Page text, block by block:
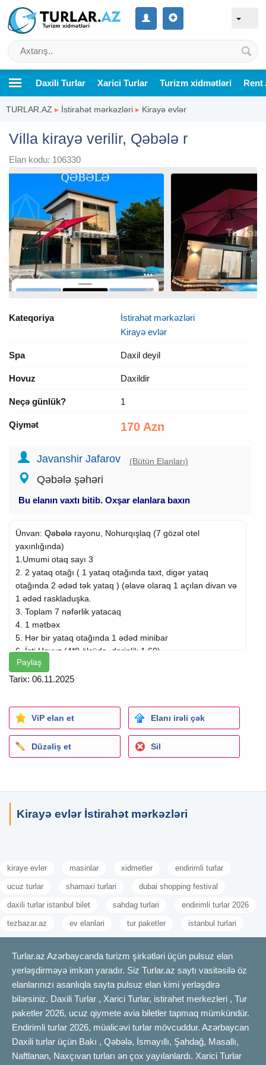
Daxili Turlar Xarici Turlar Turizm xidmətləri Rent
TURLAR.AZ ▸ İstirahət mərkəzləri ▸ Kirayə evlər
Villa kirayə verilir, Qəbələ r
Elan kodu: 106330
Kateqoriya
İstirahət mərkəzləri
Kirayə evlər
Spa Daxil deyil
Hovuz Daxildir
Neçə günlük? 1
Qiymət 170 Azn
Javanshir Jafarov (Bütün Elanları)
Qəbələ şəhəri
Bu elanın vaxtı bitib. Oxşar elanlara baxın
Ünvan: Qəbələ rayonu, Nohurqışlaq (7 gözəl otel
yaxınlığında)
1.Umumi otaq sayı 3
2. 2 yataq otağı ( 1 yataq otağında taxt, digər yataq
otağında 2 ədəd tək yataq ) (əlavə olaraq 1 açılan divan və
1 ədəd raskladuşka.
3. Toplam 7 nəfərlik yatacaq
4. 1 mətbəx
5. Hər bir yataq otağında 1 ədəd minibar
6. İsti Hovuz (4*8 ölçüdə, dərinlik 1.60)
7. 2 Sanuzel ( Hər bir yataq otağında mövcuddur)
8. Dağ mənzərəli Terras
11. Kino proyektor (Terrasda)
12. Manqal, Samovar, Sac
Paylaş
Tarix: 06.11.2025
ViP elan et Elanı irəli çək
Düzəliş et Sil
Kirayə evlər İstirahət mərkəzləri
kiraye evler masinlar xidmetler endirimli turlar
ucuz turlar shamaxi turlari dubai shopping festival
daxili turlar istanbul bilet sahdag turlari endirimli turlar 2026
tezbazar.az ev elanlari tur paketler istanbul turlari
Turlar.az Azərbaycanda turizm şirkətləri üçün pulsuz elan
yerləşdirməyə imkan yaradır. Siz Turlar.az saytı vasitəsilə öz
elanlarınızı asanlıqla sayta pulsuz elan kimi yerləşdirə
bilərsiniz. Daxili Turlar , Xarici Turlar, istirahet merkezleri , Tur
paketler 2026, ucuz qiymete avia biletler tapmaq mümkündür.
Endirimli turlar 2026, müalicəvi turlar mövcuddur. Azərbaycan
Daxili turlar üçün Bakı , Qəbələ, İsmayıllı, Şahdağ, Masallı,
Naftlanan, Naxçıvan turları ən çox yayılanlardı. Xarici Turlar